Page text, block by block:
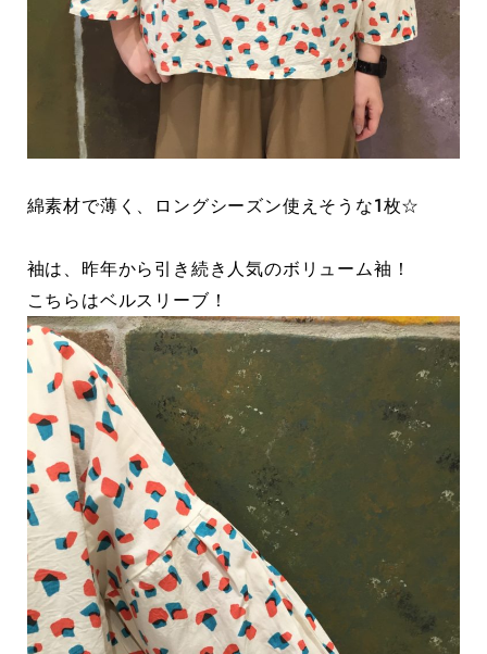
綿素材で薄く、ロングシーズン使えそうな1枚☆
袖は、昨年から引き続き人気のボリューム袖！
こちらはベルスリーブ！